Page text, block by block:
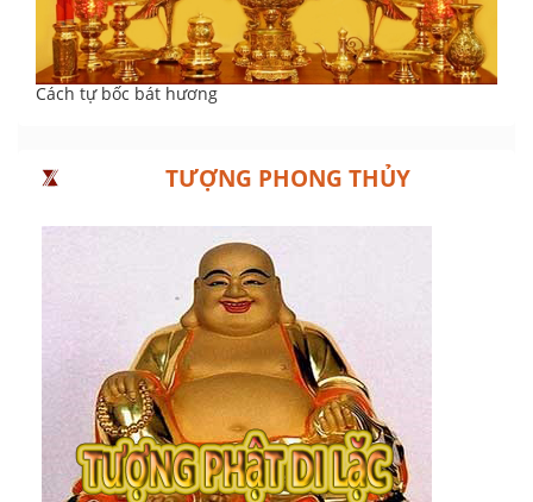
Cách tự bốc bát hương
TƯỢNG PHONG THỦY